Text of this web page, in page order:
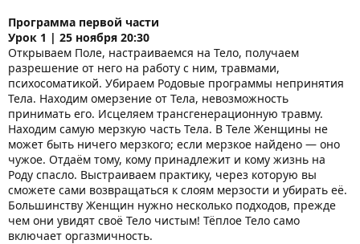
Программа первой части
Урок 1 | 25 ноября 20:30
Открываем Поле, настраиваемся на Тело, получаем
разрешение от него на работу с ним, травмами,
психосоматикой. Убираем Родовые программы непринятия
Тела. Находим омерзение от Тела, невозможность
принимать его. Исцеляем трансгенерационную травму.
Находим самую мерзкую часть Тела. В Теле Женщины не
может быть ничего мерзкого; если мерзкое найдено — оно
чужое. Отдаём тому, кому принадлежит и кому жизнь на
Роду спасло. Выстраиваем практику, через которую вы
сможете сами возвращаться к слоям мерзости и убирать её.
Большинству Женщин нужно несколько подходов, прежде
чем они увидят своё Тело чистым! Тёплое Тело само
включает оргазмичность.